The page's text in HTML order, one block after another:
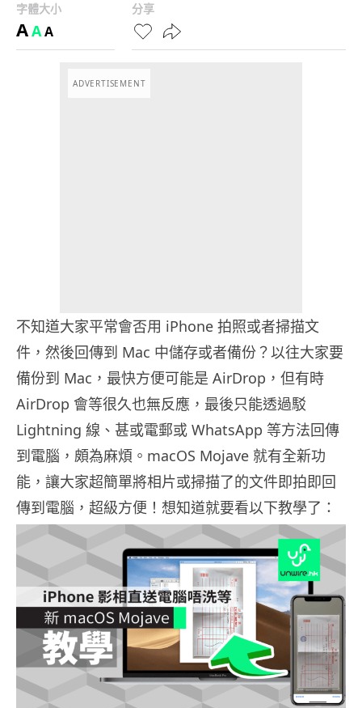
字體大小
AAA
分享
ADVERTISEMENT
不知道大家平常會否用 iPhone 拍照或者掃描文
件，然後回傳到 Mac 中儲存或者備份？以往大家要
備份到 Mac，最快方便可能是 AirDrop，但有時
AirDrop 會等很久也無反應，最後只能透過駁
Lightning 線、甚或電郵或 WhatsApp 等方法回傳
到電腦，頗為麻煩。macOS Mojave 就有全新功
能，讓大家超簡單將相片或掃描了的文件即拍即回
傳到電腦，超級方便！想知道就要看以下教學了：